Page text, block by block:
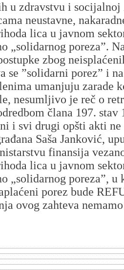
u zdravstvu i
neustavne,
lica u javnom
„solidarnog poreza”.
zbog
se ”solidarni porez” i
umanjuju zarade
nesumljivo je reč o
člana 197.
i svi drugi opšti akti
Saša Janković,
finansija
lica u javnom
„solidarnog poreza”,
porez bude
ovog zahteva